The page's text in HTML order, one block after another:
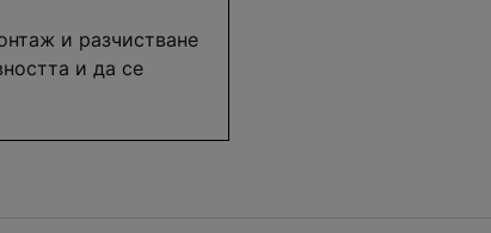
и разчистване
и да се